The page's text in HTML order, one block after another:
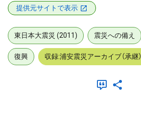
提供元サイトで表示
東日本大震災 (2011) 震災への備え
復興 収録:浦安震災アーカイブ（承継）